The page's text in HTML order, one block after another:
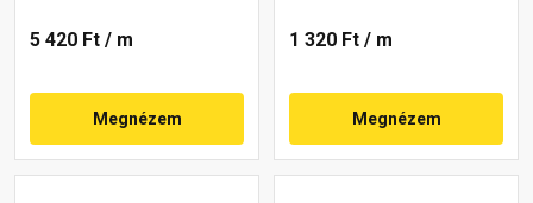
5 420 Ft / m
Megnézem
1 320 Ft / m
Megnézem